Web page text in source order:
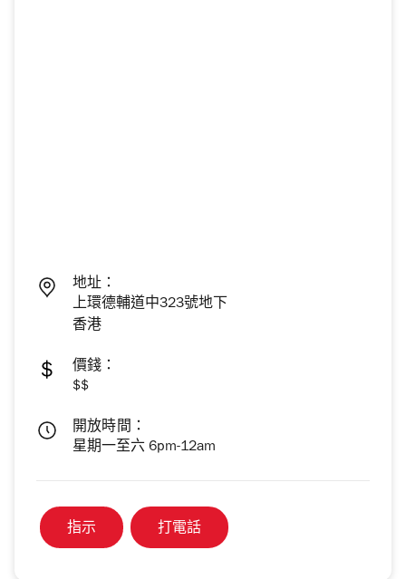
地址：
上環德輔道中323號地下
香港
價錢：
$$
開放時間：
星期一至六 6pm-12am
指示 打電話